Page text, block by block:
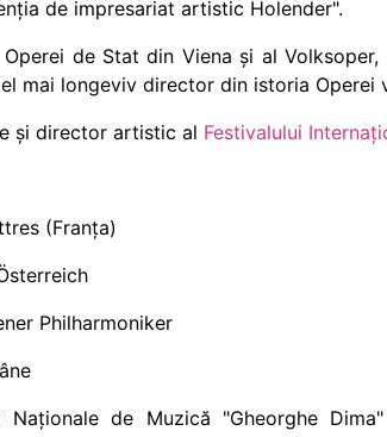
de impresariat artistic Holender".
de Stat din Viena și al
mai longeviv director din istoria Operei
și director artistic al Festivalului
(Franța)
Philharmoniker
de Muzică "Gheorghe